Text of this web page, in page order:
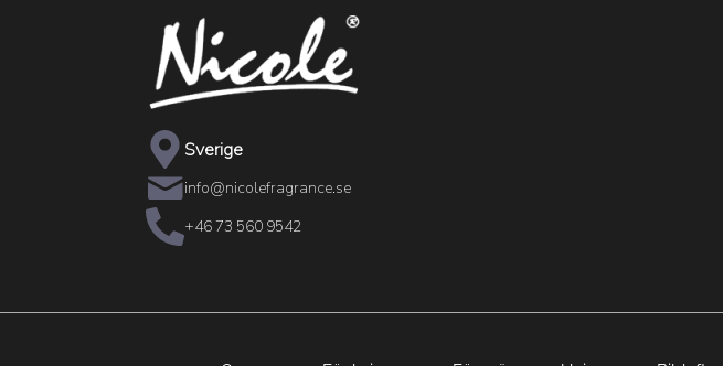
Sverige
info@nicolefragrance.se
+46 73 560 9542